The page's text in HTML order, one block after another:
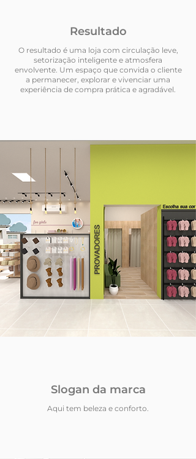
Resultado
O resultado é uma loja com circulação leve,
setorização inteligente e atmosfera
envolvente. Um espaço que convida o cliente
a permanecer, explorar e vivenciar uma
experiência de compra prática e agradável.
Slogan da marca
Aqui tem beleza e conforto.